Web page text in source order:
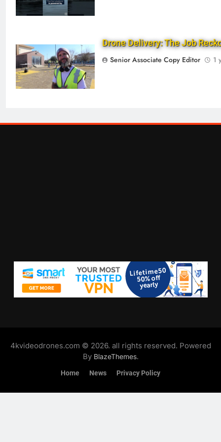
Drone Delivery: The Job
Senior Associate Copy Editor
1
4kvideodrones.com © 2026. all rights reserved. Powered
By BlazeThemes.
Home News Privacy Policy